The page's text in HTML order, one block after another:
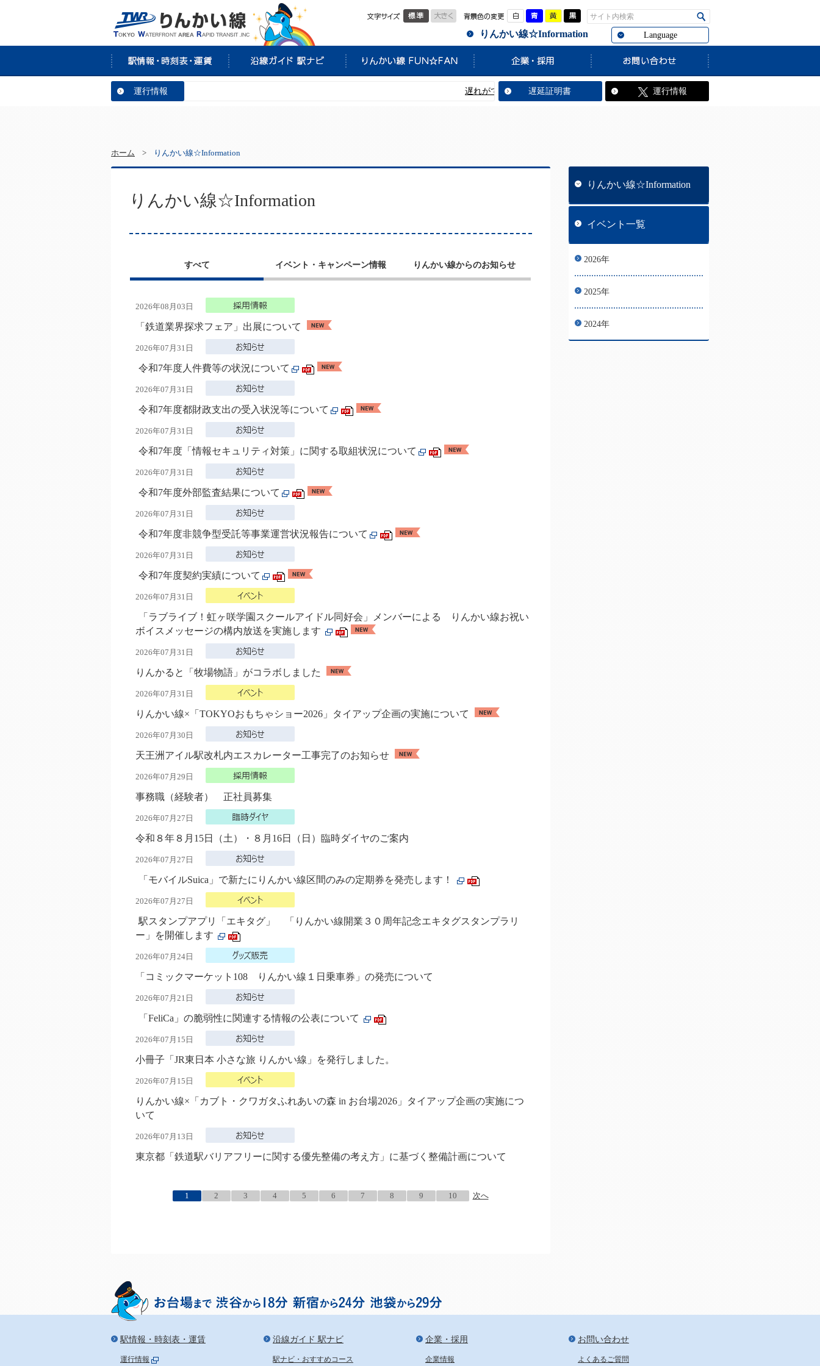
標準 大きく 白 青 黄 サイト内検索
Language
りんかい線☆Information
運行情報 遅れがでています。これはJR線内遅延の影響です。
遅延証明書 運行情報
ホーム > りんかい線☆Information
りんかい線☆Information
すべて イベント・キャンペーン情報 りんかい線からのお知らせ
2026年08月03日
「鉄道業界探求フェア」出展について
2026年07月31日
令和7年度人件費等の状況について
2026年07月31日
令和7年度都財政支出の受入状況等について
2026年07月31日
令和7年度「情報セキュリティ対策」に関する取組状況について
2026年07月31日
令和7年度外部監査結果について
2026年07月31日
令和7年度非競争型受託等事業運営状況報告について
2026年07月31日
令和7年度契約実績について
2026年07月31日
「ラブライブ！虹ヶ咲学園スクールアイドル同好会」メンバーによる りんかい線お祝い
ボイスメッセージの構内放送を実施します
2026年07月31日
りんかると「牧場物語」がコラボしました
2026年07月31日
りんかい線×「TOKYOおもちゃショー2026」タイアップ企画の実施について
2026年07月30日
天王洲アイル駅改札内エスカレーター工事完了のお知らせ
2026年07月29日
事務職（経験者） 正社員募集
2026年07月27日
令和８年８月15日（土）・８月16日（日）臨時ダイヤのご案内
2026年07月27日
「モバイルSuica」で新たにりんかい線区間のみの定期券を発売します！
2026年07月27日
駅スタンプアプリ「エキタグ」 「りんかい線開業３０周年記念エキタグスタンプラリ
ー」を開催します
2026年07月24日
「コミックマーケット108 りんかい線１日乗車券」の発売について
2026年07月21日
「FeliCa」の脆弱性に関連する情報の公表について
2026年07月15日
小冊子「JR東日本 小さな旅 りんかい線」を発行しました。
2026年07月15日
りんかい線×「カブト・クワガタふれあいの森 in お台場2026」タイアップ企画の実施につ
いて
2026年07月13日
東京都「鉄道駅バリアフリーに関する優先整備の考え方」に基づく整備計画について
1 2 3 4 5 6 7 8 9 10 次へ
りんかい線☆Information
イベント一覧
2026年
2025年
2024年
駅情報・時刻表・運賃
運行情報
沿線ガイド 駅ナビ
駅ナビ・おすすめコース
企業・採用
企業情報
お問い合わせ
よくあるご質問